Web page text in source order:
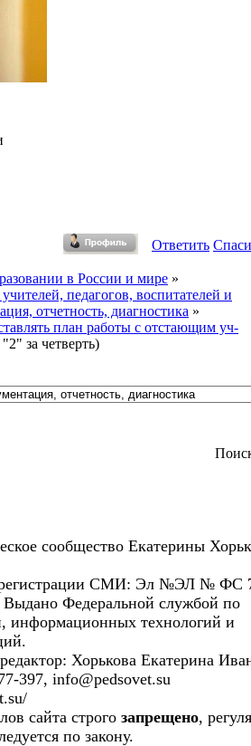
Ответить
в России и мире »
педагогов, воспитателей и
отчетность, диагностика »
план работы с отстающим уч-
за четверть)
сообщество Екатерины
регистрации СМИ: Эл №ЭЛ № ФС
Выдано Федеральной службой по
информационных технологий и
Хорькова Екатерина
397, info@pedsovet.su
сайта строго запрещено,
по закону.